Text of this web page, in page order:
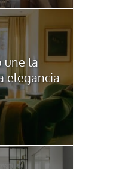
une la
elegancia